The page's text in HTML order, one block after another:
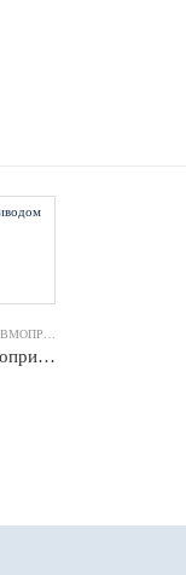
Задвижка фланцевая с пневмоприводом №2901 DN0250 PN16 GGG40 JAFAR